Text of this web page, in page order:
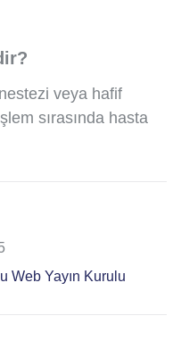
veya hafif
sırasında hasta
Web Yayın Kurulu